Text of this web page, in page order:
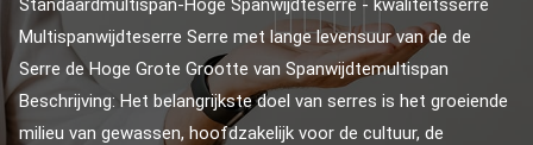
Standaardmultispan-Hoge Spanwijdteserre - kwaliteitsserre
Multispanwijdteserre Serre met lange levensuur van de de
Serre de Hoge Grote Grootte van Spanwijdtemultispan
Beschrijving: Het belangrijkste doel van serres is het groeiende
milieu van gewassen, hoofdzakelijk voor de cultuur, de